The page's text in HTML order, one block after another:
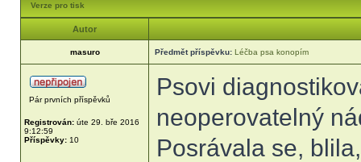
Verze pro tisk
Autor
masuro Předmět příspěvku: Léčba psa konopím
Pár prvních příspěvků
Registrován: úte 29. bře 2016
9:12:59
Příspěvky: 10
Psovi
neoperovatelný
Posrávala se,